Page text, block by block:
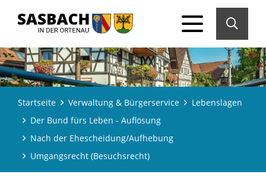
Startseite Verwaltung & Bürgerservice
Lebenslagen
Der Bund fürs Leben - Auflösung
Nach der Ehescheidung/Aufhebung
Umgangsrecht (Besuchsrecht)